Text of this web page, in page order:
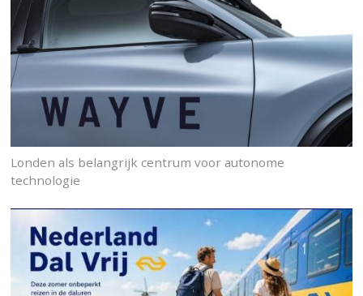
Londen als belangrijk centrum voor autonome
technologie